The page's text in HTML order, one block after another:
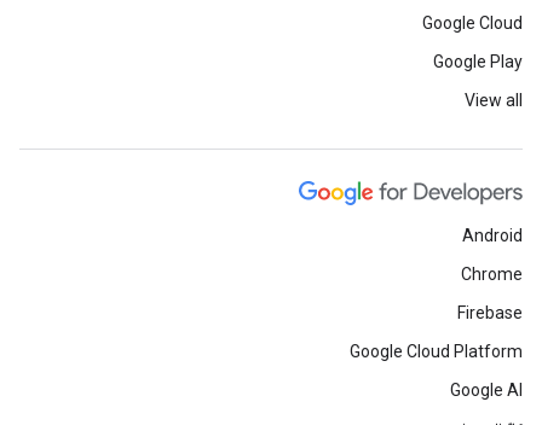
Google Cloud
Google Play
View all
Android
Chrome
Firebase
Google Cloud Platform
Google AI